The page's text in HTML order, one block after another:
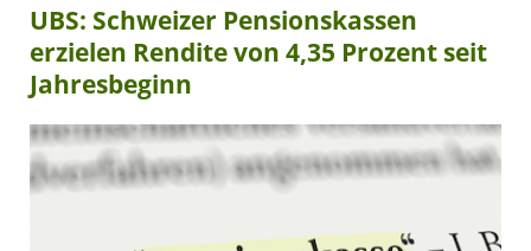
UBS: Schweizer Pensionskassen
erzielen Rendite von 4,35 Prozent seit
Jahresbeginn